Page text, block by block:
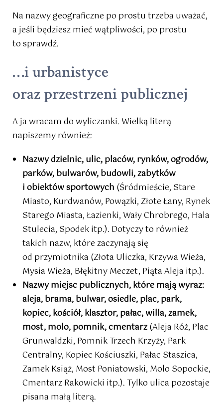
Na nazwy geograficzne po prostu trzeba uważać,
a jeśli będziesz mieć wątpliwości, po prostu
to sprawdź.
…i urbanistyce
oraz przestrzeni publicznej
A ja wracam do wyliczanki. Wielką literą
napiszemy również:
Nazwy dzielnic, ulic, placów, rynków, ogrodów,
parków, bulwarów, budowli, zabytków
i obiektów sportowych (Śródmieście, Stare
Miasto, Kurdwanów, Powązki, Złote Łany, Rynek
Starego Miasta, Łazienki, Wały Chrobrego, Hala
Stulecia, Spodek itp.). Dotyczy to również
takich nazw, które zaczynają się
od przymiotnika (Złota Uliczka, Krzywa Wieża,
Mysia Wieża, Błękitny Meczet, Piąta Aleja itp.).
Nazwy miejsc publicznych, które mają wyraz:
aleja, brama, bulwar, osiedle, plac, park,
kopiec, kościół, klasztor, pałac, willa, zamek,
most, molo, pomnik, cmentarz(Aleja Róż, Plac
Grunwaldzki, Pomnik Trzech Krzyży, Park
Centralny, Kopiec Kościuszki, Pałac Staszica,
Zamek Książ, Most Poniatowski, Molo Sopockie,
Cmentarz Rakowicki itp.). Tylko ulica pozostaje
pisana małą literą.